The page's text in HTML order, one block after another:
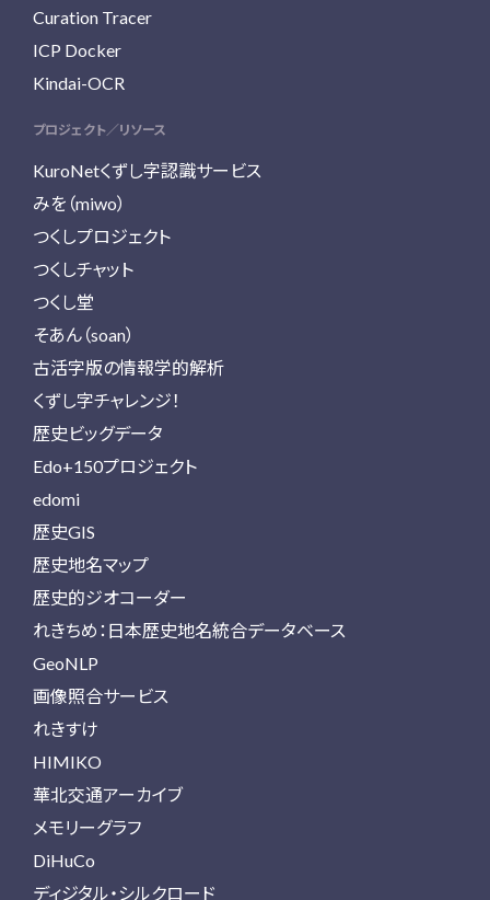
Curation Tracer
ICP Docker
Kindai-OCR
プロジェクト／リソース
KuroNetくずし字認識サービス
みを（miwo）
つくしプロジェクト
つくしチャット
つくし堂
そあん（soan）
古活字版の情報学的解析
くずし字チャレンジ！
歴史ビッグデータ
Edo+150プロジェクト
edomi
歴史GIS
歴史地名マップ
歴史的ジオコーダー
れきちめ：日本歴史地名統合データベース
GeoNLP
画像照合サービス
れきすけ
HIMIKO
華北交通アーカイブ
メモリーグラフ
DiHuCo
ディジタル・シルクロード